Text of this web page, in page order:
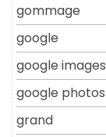
gommage
google
google images
google photos
grand